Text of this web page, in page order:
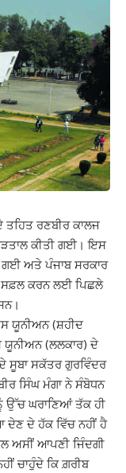
ਤਹਿਤ ਰਣਬੀਰ ਕਾਲਜ
ਕੀਤੀ ਗਈ। ਇਸ
ਅਤੇ ਪੰਜਾਬ ਸਰਕਾਰ
ਸਫ਼ਲ ਕਰਨ ਲਈ ਪਿਛਲੇ
ਯੂਨੀਅਨ (ਸ਼ਹੀਦ
ਯੂਨੀਅਨ (ਲਲਕਾਰ) ਦੇ
ਸੂਬਾ ਸਕੱਤਰ ਗੁਰਵਿੰਦਰ
ਸਿੰਘ ਮੰਗਾ ਨੇ ਸੰਬੋਧਨ
ਉੱਚ ਘਰਾਣਿਆਂ ਤੱਕ ਹੀ
ਦੇਣ ਦੇ ਹੱਕ ਵਿੱਚ ਨਹੀਂ ਹੈ
ਅਸੀਂ ਆਪਣੀ ਜਿੰਦਗੀ
ਚਾਹੁੰਦੇ ਕਿ ਗ਼ਰੀਬ